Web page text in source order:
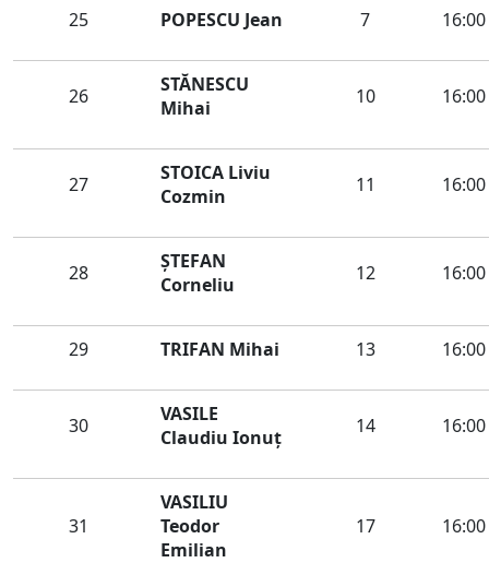
25 POPESCU Jean 7 16:00
26
STĂNESCU
Mihai
10 16:00
27
STOICA Liviu
Cozmin
11 16:00
28
ŞTEFAN
Corneliu
12 16:00
29 TRIFAN Mihai 13 16:00
30
VASILE
Claudiu Ionuț
14 16:00
31
VASILIU
Teodor
Emilian
17 16:00